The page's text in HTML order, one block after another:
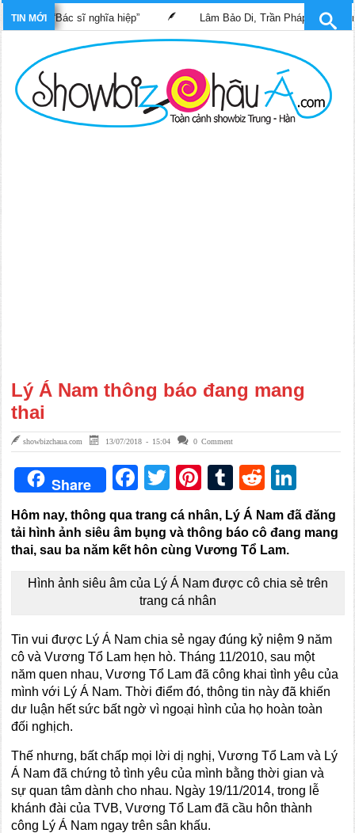
TIN MỚI
“Bác sĩ nghĩa hiệp” Lâm Bảo Di, Trần Pháp Dung tái ngộ
Lý Á Nam thông báo đang mang
thai
showbizchaua.com 13/07/2018 - 15:04 0 Comment
Share Facebook
TwitterPinterest
TumblrReddit
Hôm nay, thông qua trang cá nhân, Lý Á Nam đã đăng
tải hình ảnh siêu âm bụng và thông báo cô đang mang
thai, sau ba năm kết hôn cùng Vương Tổ Lam.
Hình ảnh siêu âm của Lý Á Nam được cô chia sẻ trên
trang cá nhân
Tin vui được Lý Á Nam chia sẻ ngay đúng kỷ niệm 9 năm
cô và Vương Tổ Lam hẹn hò. Tháng 11/2010, sau một
năm quen nhau, Vương Tổ Lam đã công khai tình yêu của
mình với Lý Á Nam. Thời điểm đó, thông tin này đã khiến
dư luận hết sức bất ngờ vì ngoại hình của họ hoàn toàn
đối nghịch.
Thế nhưng, bất chấp mọi lời dị nghị, Vương Tổ Lam và Lý
Á Nam đã chứng tỏ tình yêu của mình bằng thời gian và
sự quan tâm dành cho nhau. Ngày 19/11/2014, trong lễ
khánh đài của TVB, Vương Tổ Lam đã cầu hôn thành
công Lý Á Nam ngay trên sân khấu.